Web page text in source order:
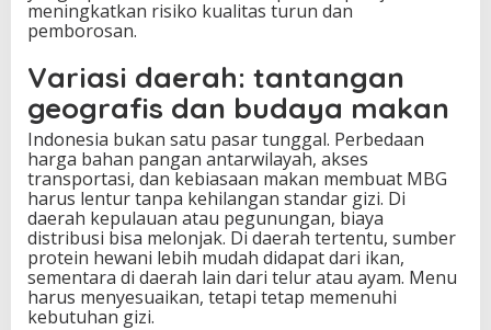
meningkatkan risiko kualitas turun dan
pemborosan.
Variasi daerah: tantangan
geografis dan budaya makan
Indonesia bukan satu pasar tunggal. Perbedaan
harga bahan pangan antarwilayah, akses
transportasi, dan kebiasaan makan membuat MBG
harus lentur tanpa kehilangan standar gizi. Di
daerah kepulauan atau pegunungan, biaya
distribusi bisa melonjak. Di daerah tertentu, sumber
protein hewani lebih mudah didapat dari ikan,
sementara di daerah lain dari telur atau ayam. Menu
harus menyesuaikan, tetapi tetap memenuhi
kebutuhan gizi.